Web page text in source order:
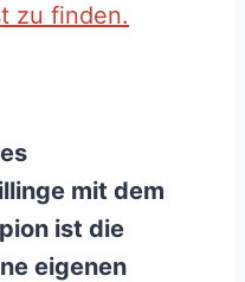
zu finden.
mit dem
ist die
eigenen